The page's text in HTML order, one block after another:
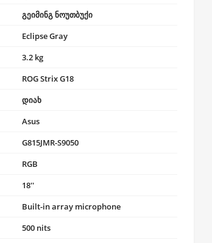
გეიმინგ ნოუთბუქი
Eclipse Gray
3.2 kg
ROG Strix G18
დიახ
Asus
G815JMR-S9050
RGB
18''
Built-in array microphone
500 nits